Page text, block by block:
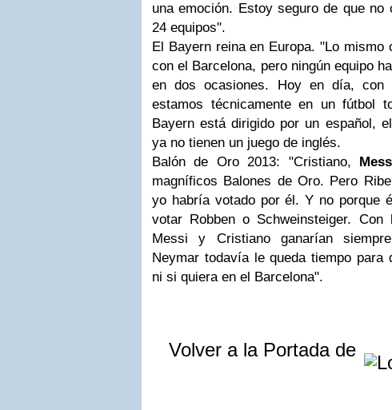
una emoción. Estoy seguro de que no
24 equipos".
El Bayern reina en Europa. "Lo mismo
con el Barcelona, pero ningún equipo
en dos ocasiones. Hoy en día, con
estamos técnicamente en un fútbol
Bayern está dirigido por un español,
ya no tienen un juego de inglés.
Balón de Oro 2013: "Cristiano,
magníficos Balones de Oro. Pero
yo habría votado por él. Y no porque
votar Robben o Schweinsteiger.
Messi y Cristiano ganarían
Neymar todavía le queda tiempo para
ni si quiera en el Barcelona".
Volver a la Portada de